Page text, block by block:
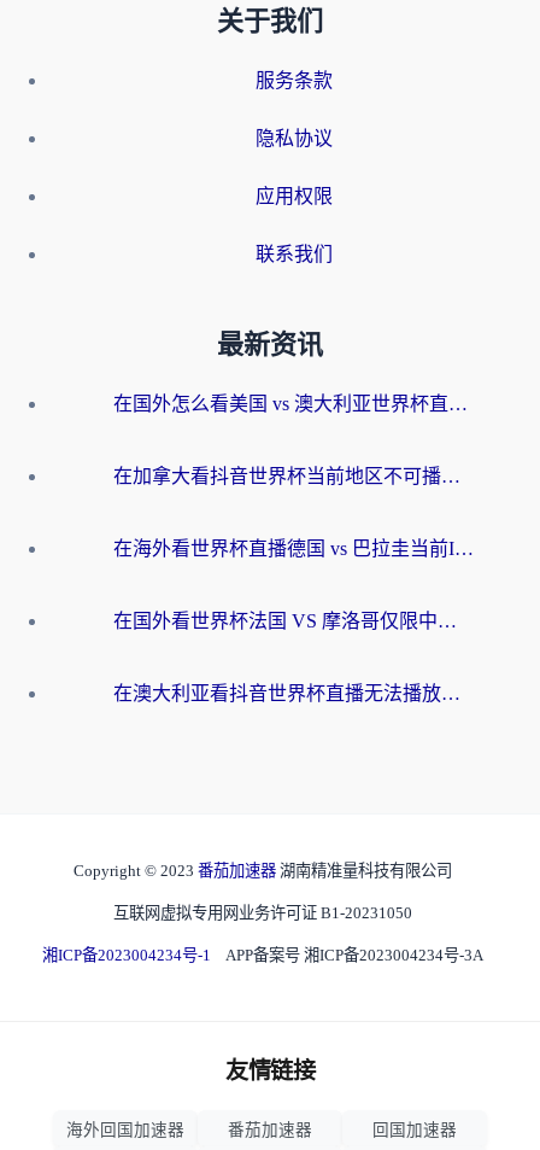
关于我们
服务条款
隐私协议
应用权限
联系我们
最新资讯
在国外怎么看美国 vs 澳大利亚世界杯直播？海外党必藏的中文解说观赛指南
在加拿大看抖音世界杯当前地区不可播放？海外党体育观赛终极指南
在海外看世界杯直播德国 vs 巴拉圭当前IP受限制？这篇指南帮你轻松解决地区限制
在国外看世界杯法国 VS 摩洛哥仅限中国大陆？别让地域限制拦下你的欢呼
在澳大利亚看抖音世界杯直播无法播放？海外党体育观赛终极指南来了！
Copyright © 2023 番茄加速器 湖南精准量科技有限公司
互联网虚拟专用网业务许可证 B1-20231050
湘ICP备2023004234号-1 APP备案号 湘ICP备2023004234号-3A
友情链接
海外回国加速器 番茄加速器 回国加速器